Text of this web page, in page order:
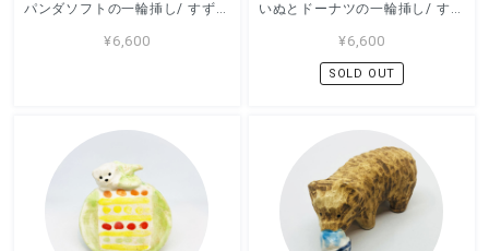
パンダソフトの一輪挿し/ すずきたまみ / 陶芸作品
¥6,600
いぬとドーナツの一輪挿し/ すずきたまみ / 陶芸作品
¥6,600
SOLD OUT